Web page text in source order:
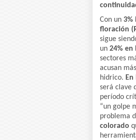
Con un 3%
floración
sigue
un 24% en
sectores
acusan
hidrico.
será clave
período
“un golpe
problema
colorado